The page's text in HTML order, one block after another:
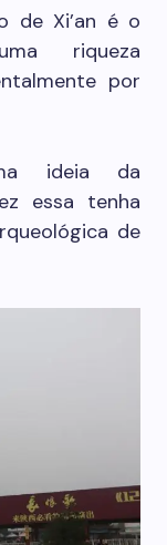
de Xi’an é o
riqueza
por
ideia da
essa tenha
de